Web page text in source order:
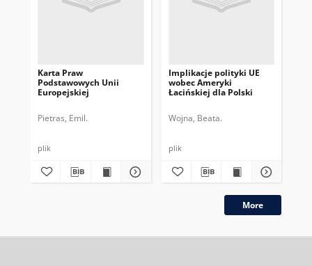
Karta Praw
Podstawowych Unii
Europejskiej
Pietras, Emil.
plik
Implikacje polityki UE
wobec Ameryki
Łacińskiej dla Polski
Wojna, Beata.
plik
More